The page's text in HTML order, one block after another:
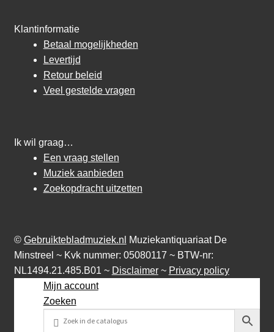
Klantinformatie
Betaal mogelijkheden
Levertijd
Retour beleid
Veel gestelde vragen
Ik wil graag…
Een vraag stellen
Muziek aanbieden
Zoekopdracht uitzetten
© Gebruiktebladmuziek.nl
Muziekantiquariaat De
Minstreel ~ Kvk nummer: 05080117 ~ BTW-nr:
NL1494.21.485.B01 ~ Disclaimer~ Privacy policy
Mijn account
Zoeken